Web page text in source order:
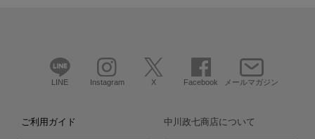
LINE Instagram X Facebook メールマガジン
ご利用ガイド 中川政七商店について